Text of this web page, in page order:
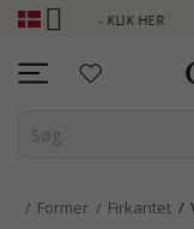
MERE - KLIK HER
Former Firkantet